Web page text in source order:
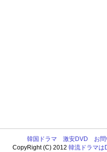
韓国ドラマ 激安DVD
お
CopyRight (C) 2012韓流ドラマは